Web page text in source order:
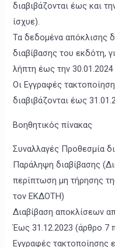
διαβιβάζονται έως και
ίσχυε).
Τα δεδομένα απόκλισης
διαβίβασης του εκδότη,
λήπτη έως την
Οι Εγγραφές
διαβιβάζονται έως
Βοηθητικός πίνακας
Συναλλαγές Προθεσμία
Παράληψη διαβίβασης
περίπτωση μη τήρησης
τον ΕΚΔΟΤΗ)
Διαβίβαση αποκλίσεων
Έως 31.12.2023 (άρθρο 7
Εγγραφές